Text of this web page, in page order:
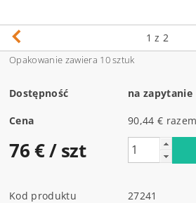
1 z 2
Opakowanie zawiera 10 sztuk
Dostępność na zapytanie
Cena 90,44 €
76 €/ szt
Kod produktu
27241